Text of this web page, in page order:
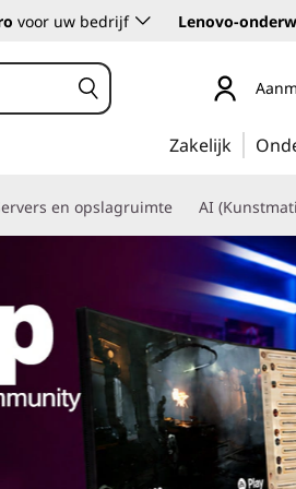
voor uw bedrijf Lenovo-
Zakelijk
en opslagruimte AI